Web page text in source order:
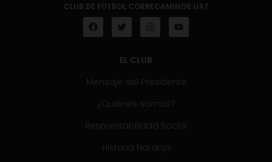
CLUB DE FÚTBOL CORRECAMINOS UAT
EL CLUB
Mensaje del Presidente
¿Quiénes somos?
Responsabilidad Social
Historia Naranja